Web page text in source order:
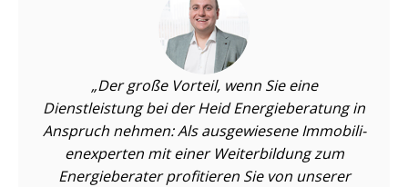
Der große Vorteil, wenn Sie eine
Dienstleistung bei der Heid Energieberatung in
Anspruch nehmen: Als ausgewiesene Im­mo­bi­li­
en­ex­per­ten mit einer Weiterbildung zum
Energieberater profitieren Sie von unserer